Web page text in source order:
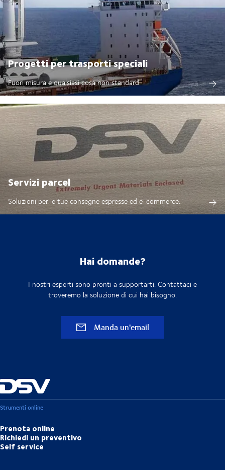
Progetti per trasporti speciali
Fuori misura e qualsiasi cosa non standard
Servizi parcel
Soluzioni per le tue consegne espresse ed e-commerce.
Hai domande?
I nostri esperti sono pronti a supportarti. Contattaci e
troveremo la soluzione di cui hai bisogno.
Manda un'email
Strumenti online
Prenota online
Richiedi un preventivo
Self service